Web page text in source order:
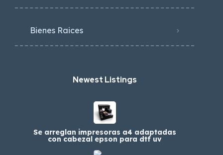
Bienes Raices
Newest Listings​
Se arreglan impresoras a4 adaptadas
con cabezal epson para dtf uv